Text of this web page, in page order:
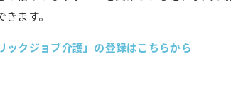
ます。
クジョブ介護」の登録はこちらから